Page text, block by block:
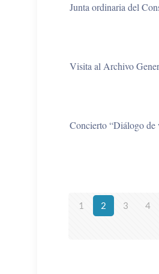
Junta ordinaria del
Visita al Archivo
Concierto “Diálogo de
1 2 3 4